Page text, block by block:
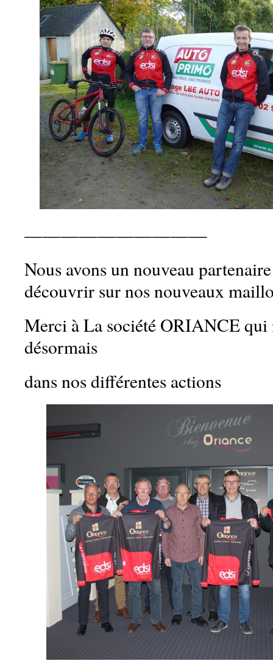
——————————
Nous avons un nouveau
découvrir sur nos nouveaux
Merci à La société ORIANCE qui
désormais
dans nos différentes actions